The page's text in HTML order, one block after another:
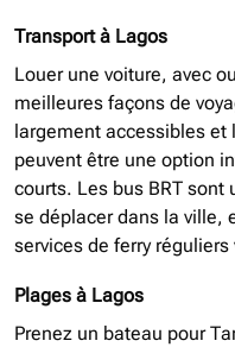
Transport à Lagos
Louer une voiture, avec
meilleures façons de
largement accessibles
peuvent être une option
courts. Les bus BRT sont
se déplacer dans la ville,
services de ferry
Plages à Lagos
Prenez un bateau pour